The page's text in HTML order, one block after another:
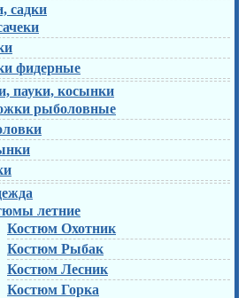
садки
фидерные
пауки, косынки
рыболовные
летние
Костюм Охотник
Костюм Рыбак
Костюм Лесник
Костюм Горка